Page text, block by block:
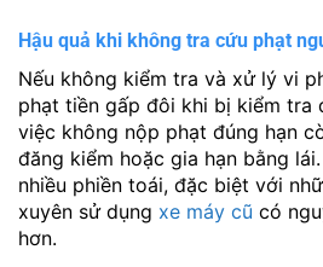
Hậu quả khi không tra cứu phạt
Nếu không kiểm tra và xử lý vi
phạt tiền gấp đôi khi bị kiểm tra
việc không nộp phạt đúng hạn
đăng kiểm hoặc gia hạn bằng
nhiều phiền toái, đặc biệt với
xuyên sử dụng xe máy cũ có
hơn.